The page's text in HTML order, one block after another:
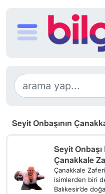
Seyit Onbaşının
Seyit
Çanakkale
Çanakkale
isimlerden biri
Balıkesir’de